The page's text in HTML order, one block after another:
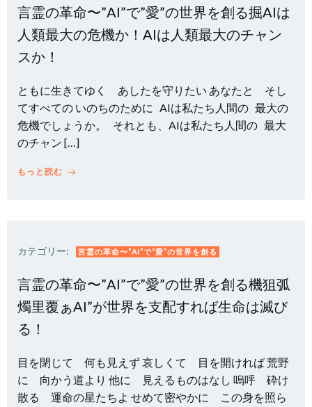
言霊の革命〜”AI”で”愛”の世界を創る掘AIは
人類最大の危機か！AIは人類最大のチャン
スか！
ともに生きてゆく あしたを守りたい あなたと そし
てすべての いのちのために AIは私たち人間の 最大の
危機でしょうか。 それとも、AIは私たち人間の 最大
のチャン […]
もっと読む
カテゴリー: 言霊の革命〜”AI”で”愛”の世界を創る
言霊の革命〜”AI”で”愛”の世界を創る機狙弧
燭里覆ぁAI”が世界を支配すれば生命は滅び
る！
目を閉じて 何も見えず 哀しくて 目を開ければ 荒野
に 向かう道より 他に 見えるものはなし 嗚呼 砕け
散る 運命の星たちよ せめて密やかに この身を照ら